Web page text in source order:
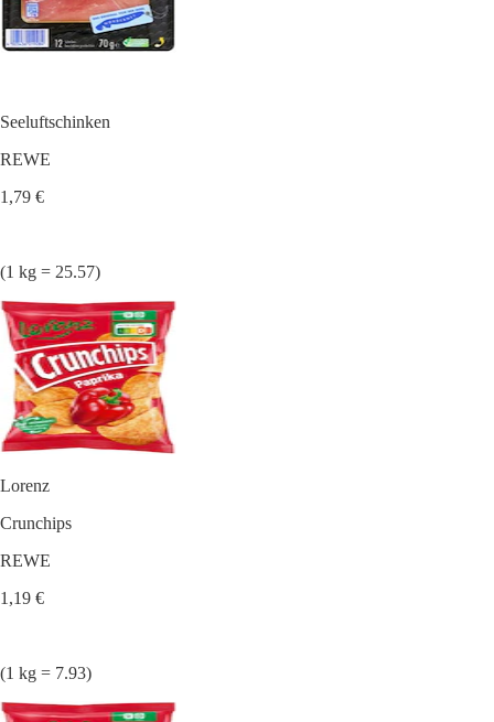
Seeluftschinken
REWE
1,79 €
(1 kg = 25.57)
Lorenz
Crunchips
REWE
1,19 €
(1 kg = 7.93)